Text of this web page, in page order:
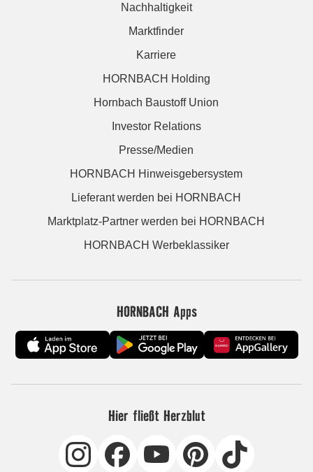
Nachhaltigkeit
Marktfinder
Karriere
HORNBACH Holding
Hornbach Baustoff Union
Investor Relations
Presse/Medien
HORNBACH Hinweisgebersystem
Lieferant werden bei HORNBACH
Marktplatz-Partner werden bei HORNBACH
HORNBACH Werbeklassiker
HORNBACH Apps
Hier fließt Herzblut